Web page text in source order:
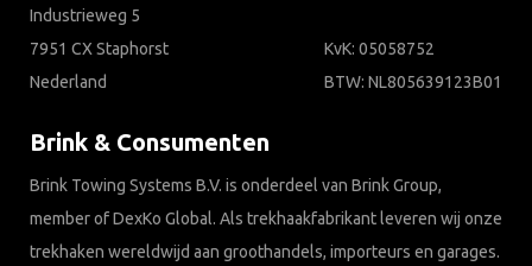
Industrieweg 5
7951 CX Staphorst
Nederland
KvK: 05058752
BTW: NL805639123B01
Brink & Consumenten
Brink Towing Systems B.V. is onderdeel van Brink Group,
member of DexKo Global. Als trekhaakfabrikant leveren wij onze
trekhaken wereldwijd aan groothandels, importeurs en garages.